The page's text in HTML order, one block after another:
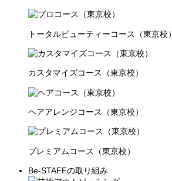
トータルビューティーコース（東京校）
カスタマイズコース（東京校）
ヘアアレンジコース（東京校）
プレミアムコース（東京校）
Be-STAFFの取り組み